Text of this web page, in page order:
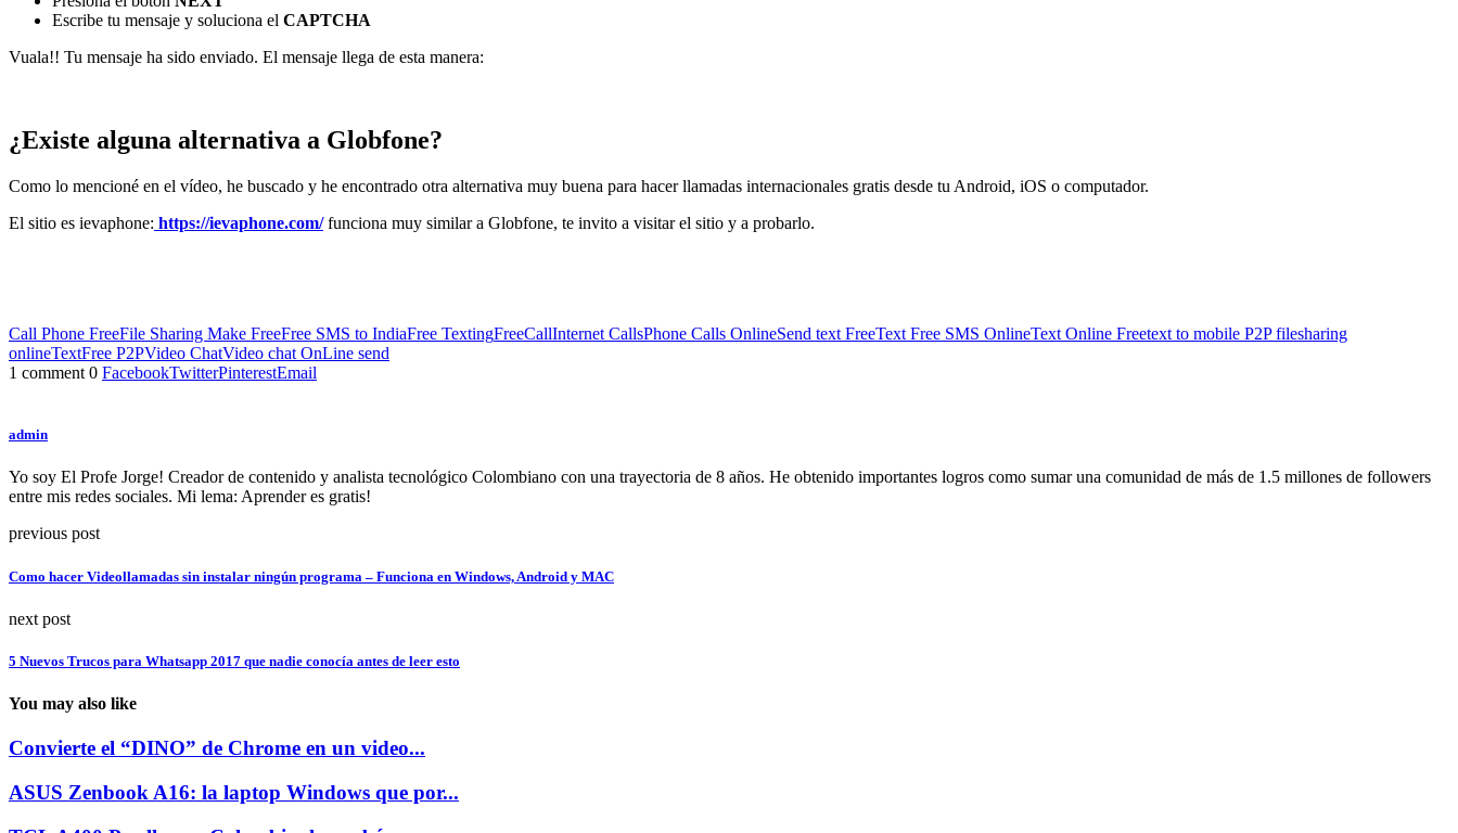
Escribe tu mensaje y soluciona el CAPTCHA
Vuala!! Tu mensaje ha sido enviado. El mensaje llega de esta manera:
¿Existe alguna alternativa a Globfone?
Como lo mencioné en el vídeo, he buscado y he encontrado otra alternativa muy buena para hacer llamadas internacionales gratis desde tu Android, iOS o computador.
El sitio es ievaphone: https://ievaphone.com/funciona muy similar a Globfone, te invito a visitar el sitio y a probarlo.
Call Phone FreeFile Sharing Make FreeFree SMS to IndiaFree TextingFreeCallInternet CallsPhone Calls OnlineSend text FreeText Free SMS OnlineText Online Freetext to mobile P2P filesharing
onlineTextFree P2PVideo ChatVideo chat OnLine send
1 comment 0 FacebookTwitterPinterestEmail
admin
Yo soy El Profe Jorge! Creador de contenido y analista tecnológico Colombiano con una trayectoria de 8 años. He obtenido importantes logros como sumar una comunidad de más de 1.5 millones de followers
entre mis redes sociales. Mi lema: Aprender es gratis!
previous post
Como hacer Videollamadas sin instalar ningún programa – Funciona en Windows, Android y MAC
next post
5 Nuevos Trucos para Whatsapp 2017 que nadie conocía antes de leer esto
You may also like
Convierte el “DINO” de Chrome en un video...
ASUS Zenbook A16: la laptop Windows que por...